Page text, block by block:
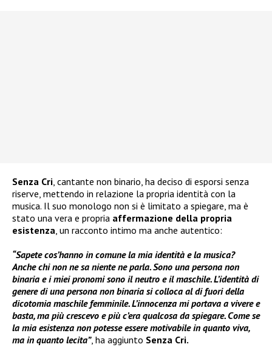
Senza Cri, cantante non binario, ha deciso di esporsi senza
riserve, mettendo in relazione la propria identità con la
musica. Il suo monologo non si è limitato a spiegare, ma è
stato una vera e propria affermazione della propria
esistenza, un racconto intimo ma anche autentico:
“Sapete cos’hanno in comune la mia identità e la musica?
Anche chi non ne sa niente ne parla. Sono una persona non
binaria e i miei pronomi sono il neutro e il maschile. L’identità di
genere di una persona non binaria si colloca al di fuori della
dicotomia maschile femminile. L’innocenza mi portava a vivere e
basta, ma più crescevo e più c’era qualcosa da spiegare. Come se
la mia esistenza non potesse essere motivabile in quanto viva,
ma in quanto lecita”, ha aggiunto Senza Cri.